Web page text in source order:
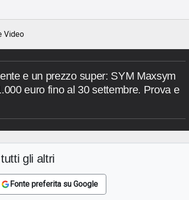
Video
e un prezzo super: SYM Maxsym
euro fino al 30 settembre. Prova e
gli altri
Fonte preferita su Google